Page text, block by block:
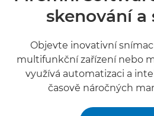
skenování a
Objevte inovativní
multifunkční zařízení nebo
využívá automatizaci a
časově náročných